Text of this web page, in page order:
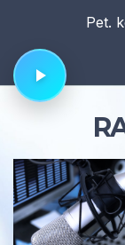
content
Pet.